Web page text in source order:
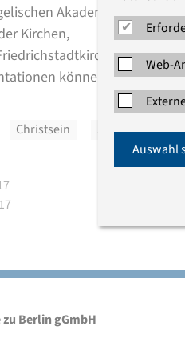
Akademie zu
Kirchen,
28.–29.
können Siehier
Christsein Spiritualität
Berlin gGmbH
Web-
Auswahl